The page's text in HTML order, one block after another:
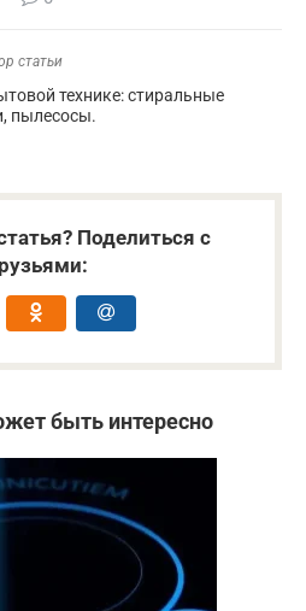
статьи
технике: стиральные
пылесосы.
Поделиться с
быть интересно